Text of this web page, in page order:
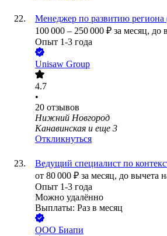
Менеджер по развитию региона
100 000 – 250 000 ₽ за месяц, до
Опыт 1-3 года
Unisaw Group
4.7
•
20 отзывов
Нижний Новгород
Канавинская и еще 3
Откликнуться
Ведущий специалист по
от 80 000 ₽ за месяц, до вычета
Опыт 1-3 года
Можно удалённо
Выплаты: Раз в месяц
ООО Биапи